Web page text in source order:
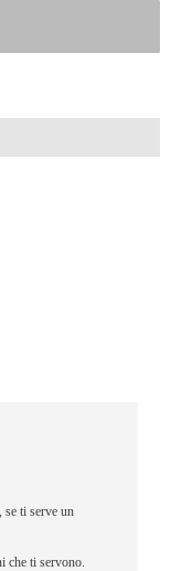
se ti serve un
che ti servono.